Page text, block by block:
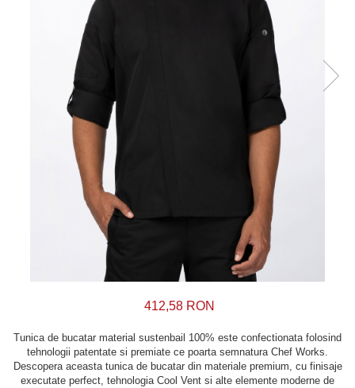
412,58 RON
Tunica de bucatar material sustenbail 100% este confectionata folosind
tehnologii patentate si premiate ce poarta semnatura Chef Works.
Descopera aceasta tunica de bucatar din materiale premium, cu finisaje
executate perfect, tehnologia Cool Vent si alte elemente moderne de